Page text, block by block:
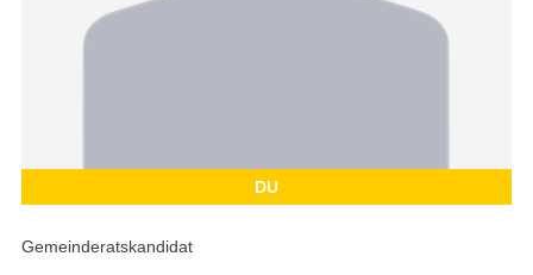
DU
Gemeinderatskandidat